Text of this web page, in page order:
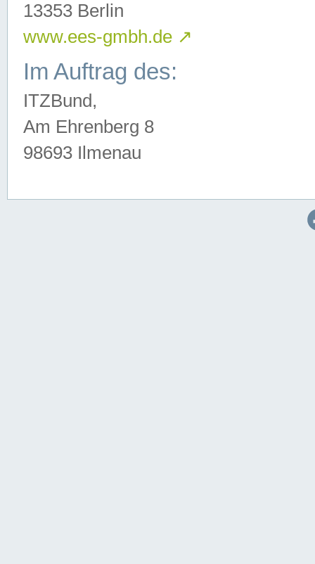
13353 Berlin
www.ees-gmbh.de ↗
Im Auftrag des:
ITZBund,
Am Ehrenberg 8
98693 Ilmenau